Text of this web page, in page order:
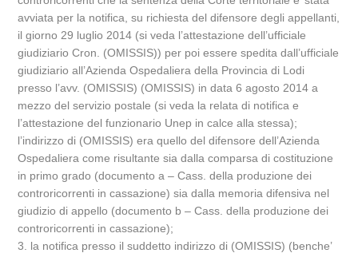
avviata per la notifica, su richiesta del difensore degli appellanti,
il giorno 29 luglio 2014 (si veda l’attestazione dell’ufficiale
giudiziario Cron. (OMISSIS)) per poi essere spedita dall’ufficiale
giudiziario all’Azienda Ospedaliera della Provincia di Lodi
presso l’avv. (OMISSIS) (OMISSIS) in data 6 agosto 2014 a
mezzo del servizio postale (si veda la relata di notifica e
l’attestazione del funzionario Unep in calce alla stessa);
l’indirizzo di (OMISSIS) era quello del difensore dell’Azienda
Ospedaliera come risultante sia dalla comparsa di costituzione
in primo grado (documento a – Cass. della produzione dei
controricorrenti in cassazione) sia dalla memoria difensiva nel
giudizio di appello (documento b – Cass. della produzione dei
controricorrenti in cassazione);
3. la notifica presso il suddetto indirizzo di (OMISSIS) (benche’